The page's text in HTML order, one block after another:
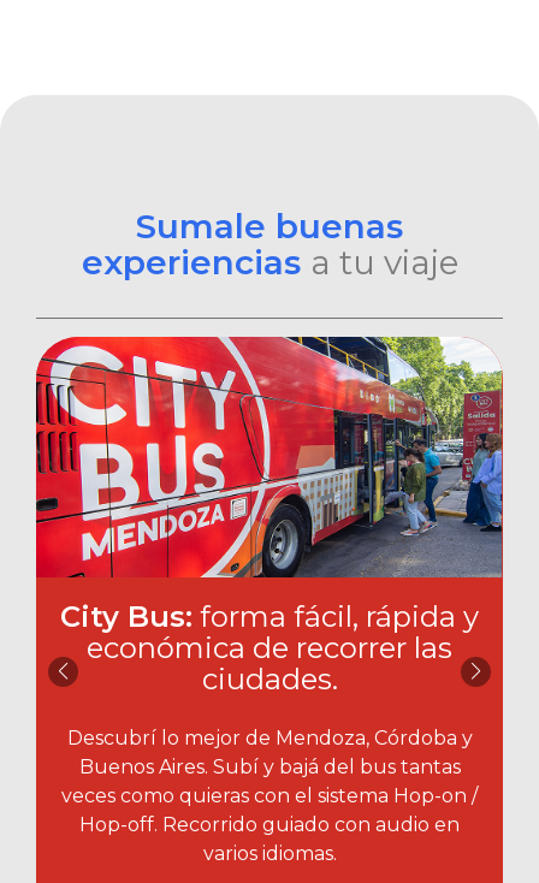
Sumale buenas
experiencias a tu viaje
City Bus: forma fácil, rápida y
económica de recorrer las
ciudades.​
Descubrí lo mejor de Mendoza, Córdoba y
Buenos Aires. Subí y bajá del bus tantas
veces como quieras con el sistema Hop-on /
Hop-off. Recorrido guiado con audio en
varios idiomas.